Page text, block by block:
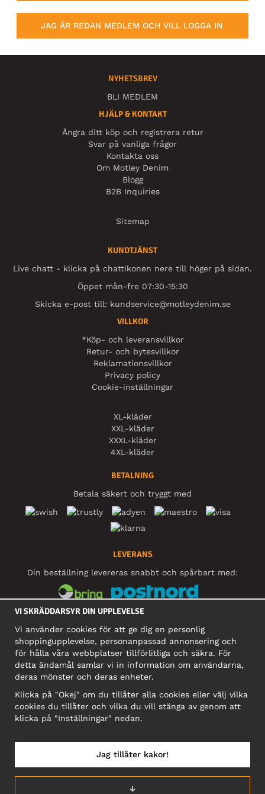
JAG ÄR REDAN MEDLEM OCH VILL LOGGA IN
NYHETSBREV
BLI MEDLEM
HJÄLP & KONTAKT
Ångra ditt köp och registrera retur
Svar på vanliga frågor
Kontakta oss
Om Motley Denim
Blogg
B2B Inquiries
Sitemap
KUNDTJÄNST
Live chatt - klicka på chattikonen nere till höger på sidan.
Öppet mån-fre 07:30-15:30
Skicka e-post till: kundservice@motleydenim.se
VILLKOR
*Köp- och leveransvillkor
Retur- och bytesvillkor
Reklamationsvillkor
Privacy policy
Cookie-inställningar
XL-kläder
XXL-kläder
XXXL-kläder
4XL-kläder
BETALNING
Betala säkert och tryggt med
LEVERANS
Din beställning levereras snabbt och spårbart med:
FÖRETAG
Narva mnt 5, EE-10117 Tallinn
Org: 12356245, Momsnummer: SE502090048501
OBS! Skicka inte varureturer till denna adress!
VI SKRÄDDARSYR DIN UPPLEVELSE
Vi använder cookies för att ge dig en personlig
shoppingupplevelse, personanpassad annonsering och
för hålla våra webbplatser tillförlitliga och säkra. För
detta ändamål samlar vi in information om användarna,
deras mönster och deras enheter.
Klicka på "Okej" om du tillåter alla cookies eller välj vilka
cookies du tillåter och vilka du vill stänga av genom att
klicka på "Inställningar" nedan.
↓
Jag tillåter kakor!